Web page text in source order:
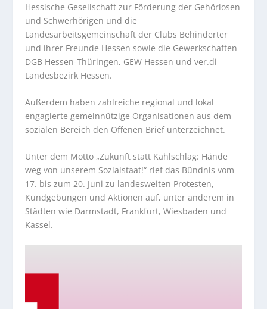
Hessische Gesellschaft zur Förderung der Gehörlosen
und Schwerhörigen und die
Landesarbeitsgemeinschaft der Clubs Behinderter
und ihrer Freunde Hessen sowie die Gewerkschaften
DGB Hessen-Thüringen, GEW Hessen und ver.di
Landesbezirk Hessen.
Außerdem haben zahlreiche regional und lokal
engagierte gemeinnützige Organisationen aus dem
sozialen Bereich den Offenen Brief unterzeichnet.
Unter dem Motto „Zukunft statt Kahlschlag: Hände
weg von unserem Sozialstaat!“ rief das Bündnis vom
17. bis zum 20. Juni zu landesweiten Protesten,
Kundgebungen und Aktionen auf, unter anderem in
Städten wie Darmstadt, Frankfurt, Wiesbaden und
Kassel.